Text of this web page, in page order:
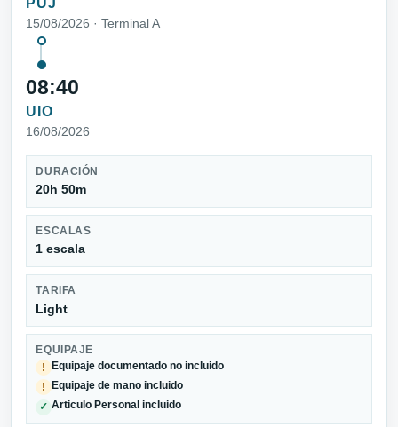
PUJ
15/08/2026 · Terminal A
08:40
UIO
16/08/2026
DURACIÓN
20h 50m
ESCALAS
1 escala
TARIFA
Light
EQUIPAJE
!
Equipaje documentado no incluido
! Equipaje de mano incluido
✓ Articulo Personal incluido